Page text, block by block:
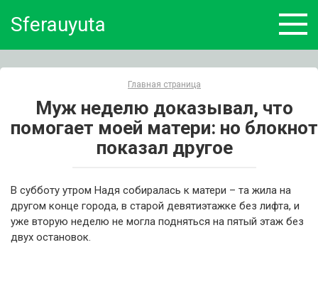
Sferauyuta
Главная страница
Муж неделю доказывал, что
помогает моей матери: но блокнот
показал другое
В субботу утром Надя собиралась к матери – та жила на
другом конце города, в старой девятиэтажке без лифта, и
уже вторую неделю не могла подняться на пятый этаж без
двух остановок.